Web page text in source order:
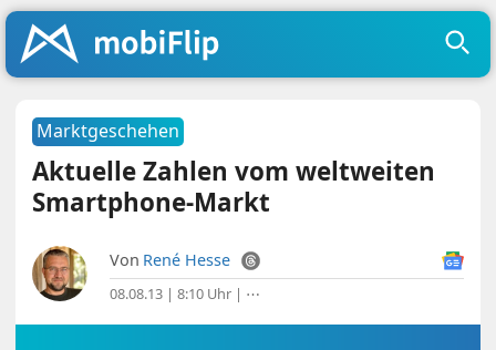
Marktgeschehen
Aktuelle Zahlen vom weltweiten
Smartphone-Markt
Von René Hesse
08.08.13 | 8:10 Uhr | ⋯